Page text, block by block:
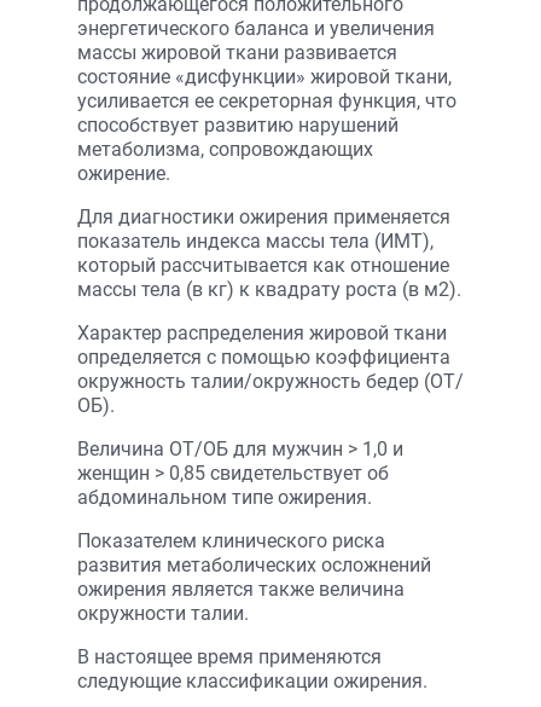
энергетического баланса и увеличения
массы жировой ткани развивается
состояние «дисфункции» жировой ткани,
усиливается ее секреторная функция, что
способствует развитию нарушений
метаболизма, сопровождающих
ожирение.
Для диагностики ожирения применяется
показатель индекса массы тела (ИМТ),
который рассчитывается как отношение
массы тела (в кг) к квадрату роста (в м2).
Характер распределения жировой ткани
определяется с помощью коэффициента
окружность талии/окружность бедер (ОТ/
ОБ).
Величина ОТ/ОБ для мужчин > 1,0 и
женщин > 0,85 свидетельствует об
абдоминальном типе ожирения.
Показателем клинического риска
развития метаболических осложнений
ожирения является также величина
окружности талии.
В настоящее время применяются
следующие классификации ожирения.